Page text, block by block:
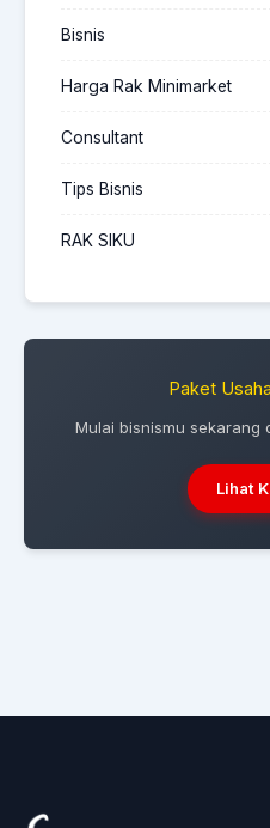
Bisnis
Harga Rak Minimarket
Consultant
Tips Bisnis
RAK SIKU
Paket
Mulai bisnismu sekarang
Lihat